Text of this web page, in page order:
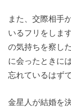
また、交際相手
いるフリをしま
の気持ちを察し
に会ったときに
忘れているはずで
金星人が結婚を